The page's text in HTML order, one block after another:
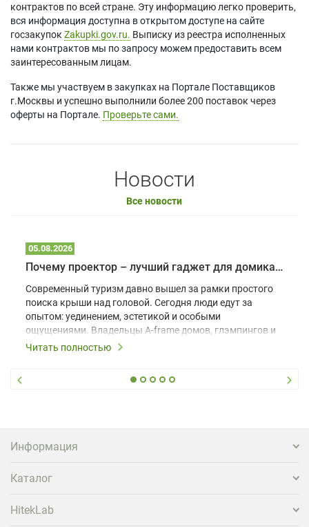
контрактов по всей стране. Эту информацию легко проверить,
вся информация доступна в открытом доступе на сайте
госзакупок Zakupki.gov.ru. Выписку из реестра исполненных
нами контрактов мы по запросу можем предоставить всем
заинтересованным лицам.
Также мы участвуем в закупках на Портале Поставщиков
г.Москвы и успешно выполнили более 200 поставок через
оферты на Портале. Проверьте сами.
Новости
Все новости
05.08.2026
Почему проектор – лучший гаджет для домика в глэмпинге
Современный туризм давно вышел за рамки простого
поиска крыши над головой. Сегодня люди едут за
опытом: уединением, эстетикой и особыми
ощущениями. Владельцы A-frame домов, глэмпингов и
шале понимают, что конкуренция растет, и
вернуться и поделиться впечатлениями в соцсетях,
проектора.
Читать полностью
Информация
Каталог
HitekLab